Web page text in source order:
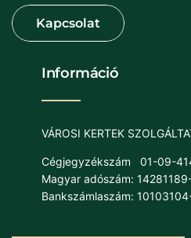
Információ
VÁROSI KERTEK
Cégjegyzékszám
01-09-
Magyar adószám:
Bankszámlaszám: